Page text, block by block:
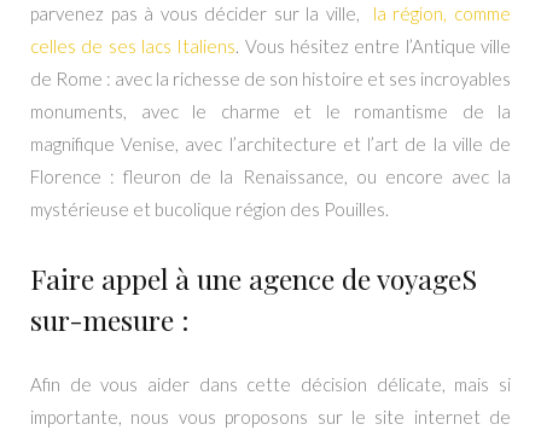
parvenez pas à vous décider sur la ville, la région, comme
celles de ses lacs Italiens. Vous hésitez entre l’Antique ville
de Rome : avec la richesse de son histoire et ses incroyables
monuments, avec le charme et le romantisme de la
magnifique Venise, avec l’architecture et l’art de la ville de
Florence : fleuron de la Renaissance, ou encore avec la
mystérieuse et bucolique région des Pouilles.
Faire appel à une agence de voyageS
sur-mesure :
Afin de vous aider dans cette décision délicate, mais si
importante, nous vous proposons sur le site internet de